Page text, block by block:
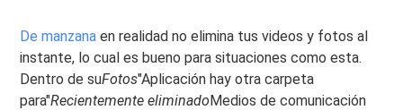
De manzanaen realidad no elimina tus videos y fotos al
instante, lo cual es bueno para situaciones como esta.
Dentro de suFotos"Aplicación hay otra carpeta
para"Recientemente eliminadoMedios de comunicación